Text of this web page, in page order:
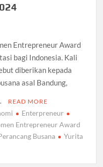
Entrepreneur Award
bagi Indonesia. Kali
diberikan kepada
asal Bandung,
READ MORE
Enterpreneur
Entrepreneur Award
Busana
Yurita